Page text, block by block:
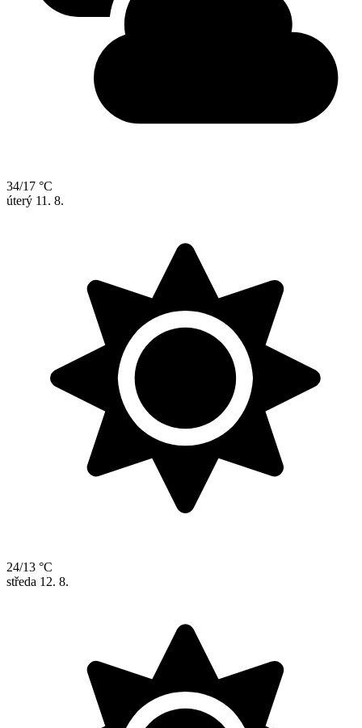
34/17 °C
úterý 11. 8.
24/13 °C
středa 12. 8.